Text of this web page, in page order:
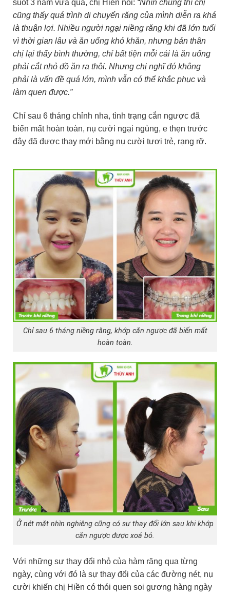
suốt 3 năm vừa qua, chị Hiền nói: “Nhìn chung thì chị
cũng thấy quá trình di chuyển răng của mình diễn ra khá
là thuận lợi. Nhiều người ngại niềng răng khi đã lớn tuổi
vì thời gian lâu và ăn uống khó khăn, nhưng bản thân
chị lại thấy bình thường, chỉ bất tiện mỗi cái là ăn uống
phải cắt nhỏ đồ ăn ra thôi. Nhưng chị nghĩ đó không
phải là vấn đề quá lớn, mình vẫn có thể khắc phục và
làm quen được.”
Chỉ sau 6 tháng chỉnh nha, tình trạng cắn ngược đã
biến mất hoàn toàn, nụ cười ngại ngùng, e thẹn trước
đây đã được thay mới bằng nụ cười tươi trẻ, rạng rỡ.
Chỉ sau 6 tháng niềng răng, khớp cắn ngược đã biến mất
hoàn toàn.
Ở nét mặt nhìn nghiêng cũng có sự thay đổi lớn sau khi khớp
cắn ngược được xoá bỏ.
Với những sự thay đổi nhỏ của hàm răng qua từng
ngày, cùng với đó là sự thay đổi của các đường nét, nụ
cười khiến chị Hiền có thói quen soi gương hàng ngày